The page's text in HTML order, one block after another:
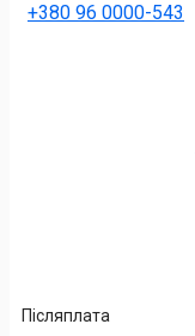
+380 96 0000-543
Післяплата